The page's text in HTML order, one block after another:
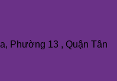
Phường 13 , Quận Tân